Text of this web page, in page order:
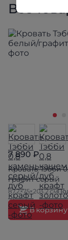
Все
7 890 ₽
Кровать Тэбби
графит серый
87.2×75×203.2 см
В корзину